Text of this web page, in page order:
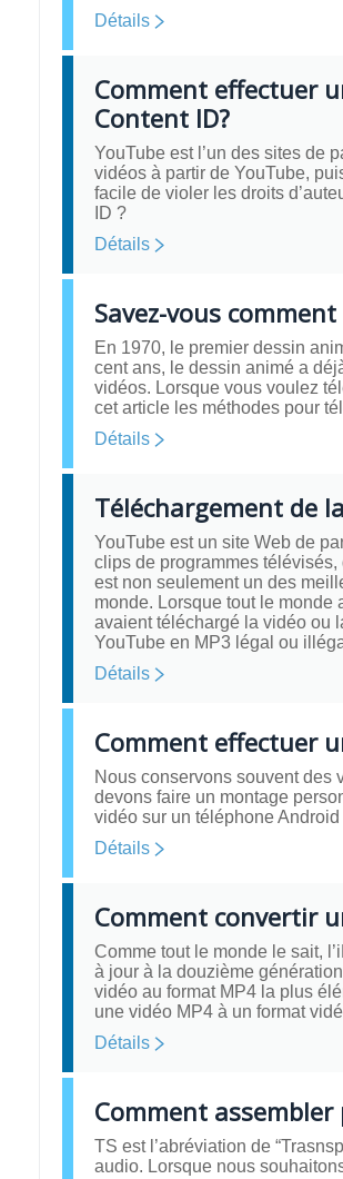
Détails
Comment effectuer
Content ID?
YouTube est l’un des sites de
vidéos à partir de YouTube,
facile de violer les droits
ID ?
Détails
Savez-vous
En 1970, le premier dessin
cent ans, le dessin animé a
vidéos. Lorsque vous voulez
cet article les méthodes pour
Détails
Téléchargement de
YouTube est un site Web de
clips de programmes
est non seulement un des
monde. Lorsque tout le monde
avaient téléchargé la vidéo ou
YouTube en MP3 légal ou
Détails
Comment effectuer
Nous conservons souvent des
devons faire un montage
vidéo sur un téléphone
Détails
Comment convertir
Comme tout le monde le sait,
à jour à la douzième
vidéo au format MP4 la plus
une vidéo MP4 à un format
Détails
Comment
TS est l’abréviation de
audio. Lorsque nous